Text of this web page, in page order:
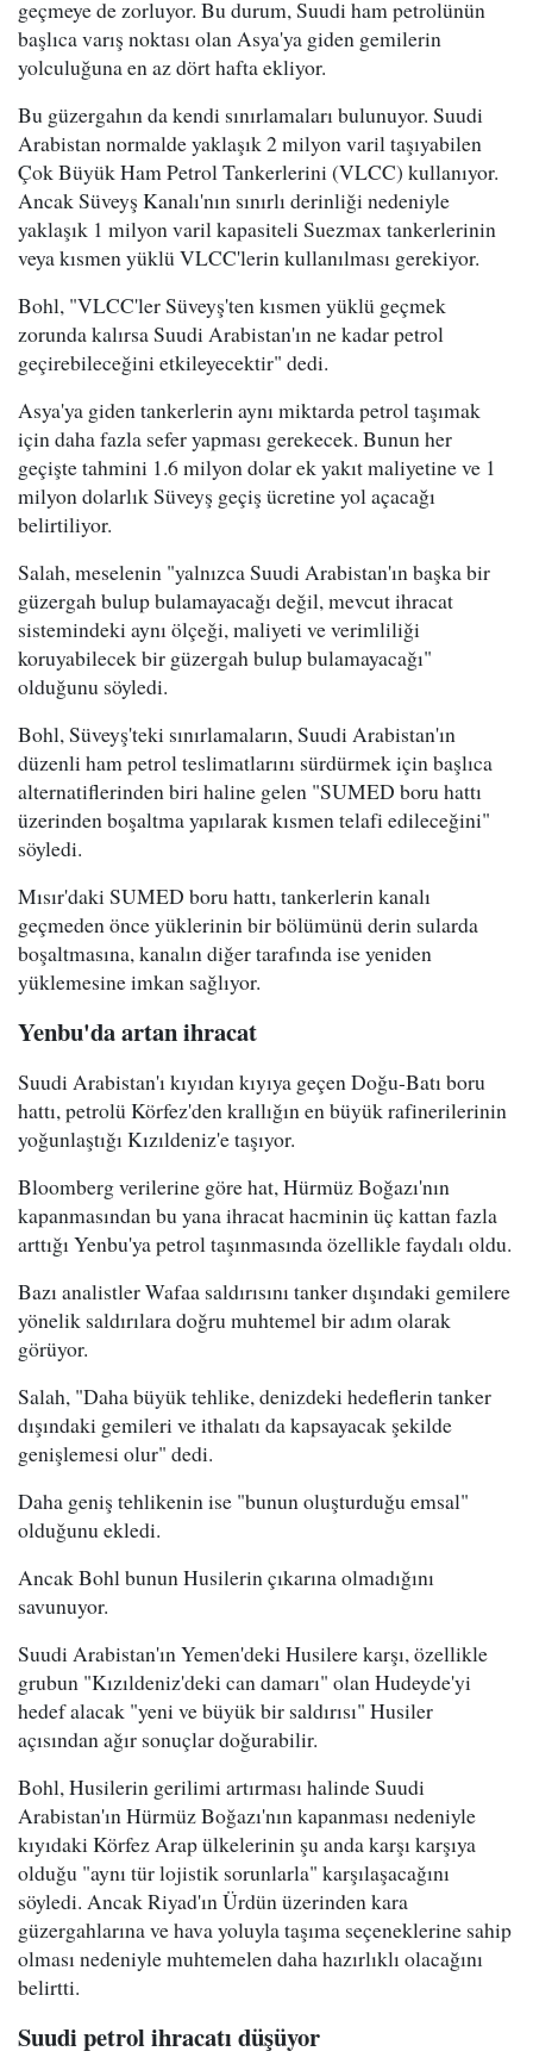
geçmeye de zorluyor. Bu durum, Suudi ham petrolünün
başlıca varış noktası olan Asya'ya giden gemilerin
yolculuğuna en az dört hafta ekliyor.
Bu güzergahın da kendi sınırlamaları bulunuyor. Suudi
Arabistan normalde yaklaşık 2 milyon varil taşıyabilen
Çok Büyük Ham Petrol Tankerlerini (VLCC) kullanıyor.
Ancak Süveyş Kanalı'nın sınırlı derinliği nedeniyle
yaklaşık 1 milyon varil kapasiteli Suezmax tankerlerinin
veya kısmen yüklü VLCC'lerin kullanılması gerekiyor.
Bohl, "VLCC'ler Süveyş'ten kısmen yüklü geçmek
zorunda kalırsa Suudi Arabistan'ın ne kadar petrol
geçirebileceğini etkileyecektir" dedi.
Asya'ya giden tankerlerin aynı miktarda petrol taşımak
için daha fazla sefer yapması gerekecek. Bunun her
geçişte tahmini 1.6 milyon dolar ek yakıt maliyetine ve 1
milyon dolarlık Süveyş geçiş ücretine yol açacağı
belirtiliyor.
Salah, meselenin "yalnızca Suudi Arabistan'ın başka bir
güzergah bulup bulamayacağı değil, mevcut ihracat
sistemindeki aynı ölçeği, maliyeti ve verimliliği
koruyabilecek bir güzergah bulup bulamayacağı"
olduğunu söyledi.
Bohl, Süveyş'teki sınırlamaların, Suudi Arabistan'ın
düzenli ham petrol teslimatlarını sürdürmek için başlıca
alternatiflerinden biri haline gelen "SUMED boru hattı
üzerinden boşaltma yapılarak kısmen telafi edileceğini"
söyledi.
Mısır'daki SUMED boru hattı, tankerlerin kanalı
geçmeden önce yüklerinin bir bölümünü derin sularda
boşaltmasına, kanalın diğer tarafında ise yeniden
yüklemesine imkan sağlıyor.
Yenbu'da artan ihracat
Suudi Arabistan'ı kıyıdan kıyıya geçen Doğu-Batı boru
hattı, petrolü Körfez'den krallığın en büyük rafinerilerinin
yoğunlaştığı Kızıldeniz'e taşıyor.
Bloomberg verilerine göre hat, Hürmüz Boğazı'nın
kapanmasından bu yana ihracat hacminin üç kattan fazla
arttığı Yenbu'ya petrol taşınmasında özellikle faydalı oldu.
Bazı analistler Wafaa saldırısını tanker dışındaki gemilere
yönelik saldırılara doğru muhtemel bir adım olarak
görüyor.
Salah, "Daha büyük tehlike, denizdeki hedeflerin tanker
dışındaki gemileri ve ithalatı da kapsayacak şekilde
genişlemesi olur" dedi.
Daha geniş tehlikenin ise "bunun oluşturduğu emsal"
olduğunu ekledi.
Ancak Bohl bunun Husilerin çıkarına olmadığını
savunuyor.
Suudi Arabistan'ın Yemen'deki Husilere karşı, özellikle
grubun "Kızıldeniz'deki can damarı" olan Hudeyde'yi
hedef alacak "yeni ve büyük bir saldırısı" Husiler
açısından ağır sonuçlar doğurabilir.
Bohl, Husilerin gerilimi artırması halinde Suudi
Arabistan'ın Hürmüz Boğazı'nın kapanması nedeniyle
kıyıdaki Körfez Arap ülkelerinin şu anda karşı karşıya
olduğu "aynı tür lojistik sorunlarla" karşılaşacağını
söyledi. Ancak Riyad'ın Ürdün üzerinden kara
güzergahlarına ve hava yoluyla taşıma seçeneklerine sahip
olması nedeniyle muhtemelen daha hazırlıklı olacağını
belirtti.
Suudi petrol ihracatı düşüyor